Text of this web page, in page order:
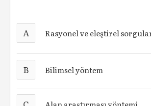
A Rasyonel ve eleştirel
B Bilimsel yöntem